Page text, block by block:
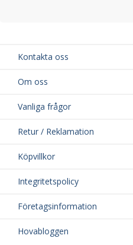
Kontakta oss
Om oss
Vanliga frågor
Retur / Reklamation
Köpvillkor
Integritetspolicy
Företagsinformation
Hovabloggen